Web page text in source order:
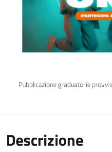
Pubblicazione graduatorie
Descrizione